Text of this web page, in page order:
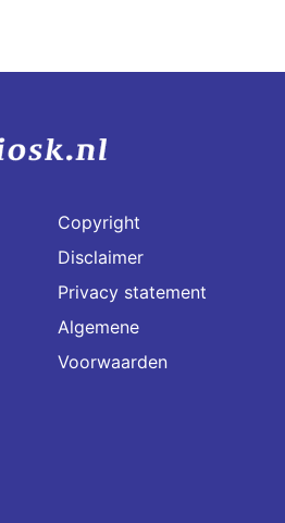
Copyright
Disclaimer
Privacy statement
Algemene
Voorwaarden